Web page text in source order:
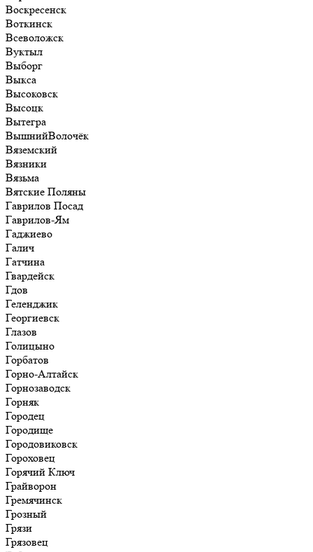
Воскресенск
Воткинск
Всеволожск
Вуктыл
Выборг
Выкса
Высоковск
Высоцк
Вытегра
ВышнийВолочёк
Вяземский
Вязники
Вязьма
Вятские Поляны
Гаврилов Посад
Гаврилов-Ям
Гаджиево
Галич
Гатчина
Гвардейск
Гдов
Геленджик
Георгиевск
Глазов
Голицыно
Горбатов
Горно-Алтайск
Горнозаводск
Горняк
Городец
Городище
Городовиковск
Гороховец
Горячий Ключ
Грайворон
Гремячинск
Грозный
Грязи
Грязовец